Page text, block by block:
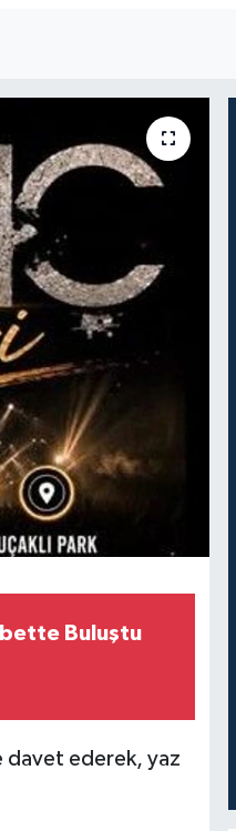
Buluştu
davet ederek, yaz